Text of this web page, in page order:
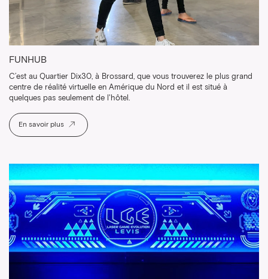
FUNHUB
C’est au Quartier Dix30, à Brossard, que vous trouverez le plus grand
centre de réalité virtuelle en Amérique du Nord et il est situé à
quelques pas seulement de l'hôtel.
En savoir plus